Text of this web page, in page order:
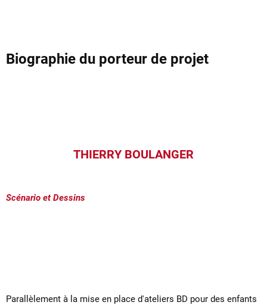
Biographie du porteur de projet
THIERRY BOULANGER
Scénario et Dessins
Parallèlement à la mise en place d'ateliers BD pour des enfants